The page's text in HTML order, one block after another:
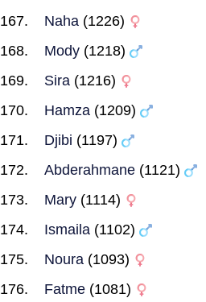
Naha (1226)
Mody (1218)
Sira (1216)
Hamza (1209)
Djibi (1197)
Abderahmane (1121)
Mary (1114)
Ismaila (1102)
Noura (1093)
Fatme (1081)